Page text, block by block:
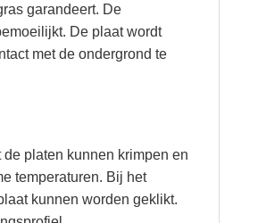
garandeert. De
De plaat wordt
met de ondergrond te
platen kunnen krimpen en
temperaturen. Bij het
kunnen worden geklikt.